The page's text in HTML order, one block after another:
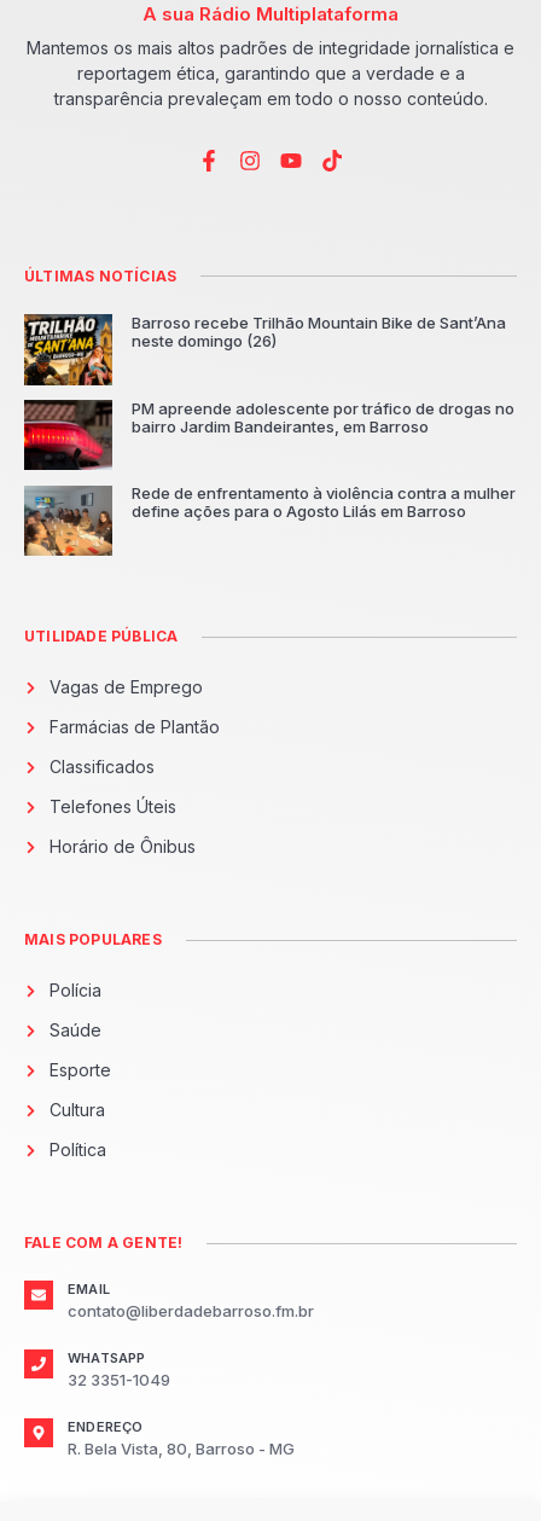
A sua Rádio Multiplataforma
Mantemos os mais altos padrões de integridade jornalística e
reportagem ética, garantindo que a verdade e a
transparência prevaleçam em todo o nosso conteúdo.
ÚLTIMAS NOTÍCIAS
Barroso recebe Trilhão Mountain Bike de Sant’Ana
neste domingo (26)
PM apreende adolescente por tráfico de drogas no
bairro Jardim Bandeirantes, em Barroso
Rede de enfrentamento à violência contra a mulher
define ações para o Agosto Lilás em Barroso
UTILIDADE PÚBLICA
Vagas de Emprego
Farmácias de Plantão
Classificados
Telefones Úteis
Horário de Ônibus
MAIS POPULARES
Polícia
Saúde
Esporte
Cultura
Política
FALE COM A GENTE!
EMAIL
contato@liberdadebarroso.fm.br
WHATSAPP
32 3351-1049
ENDEREÇO
R. Bela Vista, 80, Barroso - MG